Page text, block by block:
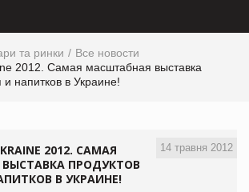
та ринки
Все новости
2012. Самая масштабная выставка
и напитков в Украине!
14 травня 2012
2012. САМАЯ
ПРОДУКТОВ
В УКРАИНЕ!